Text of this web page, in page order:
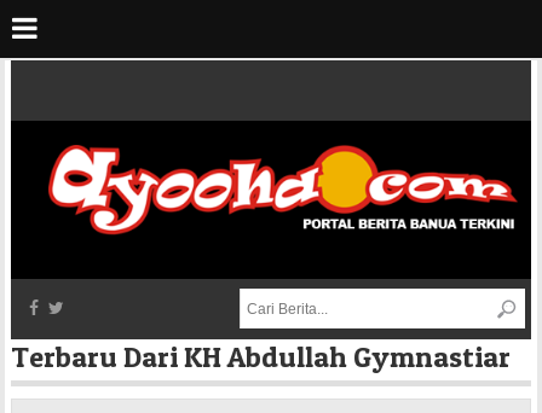
Terbaru Dari KH Abdullah Gymnastiar